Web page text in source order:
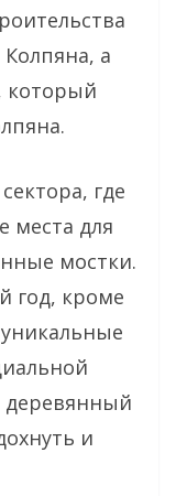
а
который
где
места для
мостки.
год, кроме
деревянный
и